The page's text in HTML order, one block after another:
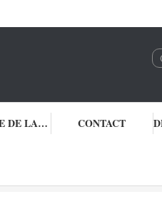
CONTRÔLE DE LA QUALITÉ CONTACT